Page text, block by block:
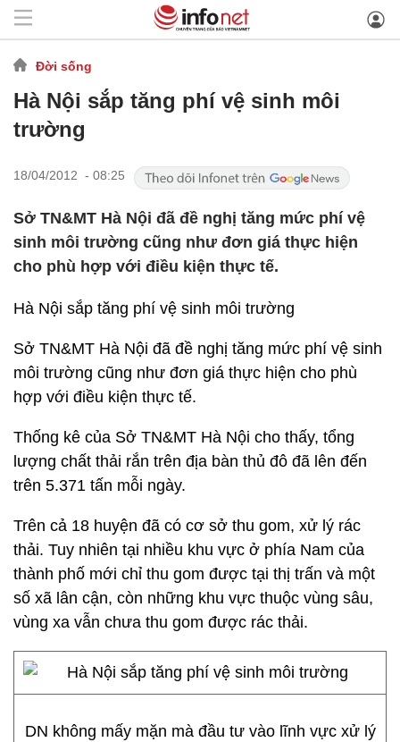
Đời sống
Hà Nội sắp tăng phí vệ sinh môi
trường
18/04/2012 - 08:25
Sở TN&MT Hà Nội đã đề nghị tăng mức phí vệ
sinh môi trường cũng như đơn giá thực hiện
cho phù hợp với điều kiện thực tế.
Hà Nội sắp tăng phí vệ sinh môi trường
Sở TN&MT Hà Nội đã đề nghị tăng mức phí vệ sinh
môi trường cũng như đơn giá thực hiện cho phù
hợp với điều kiện thực tế.
Thống kê của Sở TN&MT Hà Nội cho thấy, tổng
lượng chất thải rắn trên địa bàn thủ đô đã lên đến
trên 5.371 tấn mỗi ngày.
Trên cả 18 huyện đã có cơ sở thu gom, xử lý rác
thải. Tuy nhiên tại nhiều khu vực ở phía Nam của
thành phố mới chỉ thu gom được tại thị trấn và một
số xã lân cận, còn những khu vực thuộc vùng sâu,
vùng xa vẫn chưa thu gom được rác thải.
DN không mấy mặn mà đầu tư vào lĩnh vực xử lý